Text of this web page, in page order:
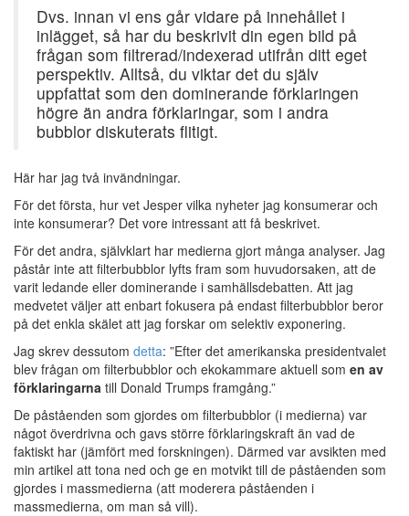
Dvs. innan vi ens går vidare på innehållet i
inlägget, så har du beskrivit din egen bild på
frågan som filtrerad/indexerad utifrån ditt eget
perspektiv. Alltså, du viktar det du själv
uppfattat som den dominerande förklaringen
högre än andra förklaringar, som i andra
bubblor diskuterats flitigt.
Här har jag två invändningar.
För det första, hur vet Jesper vilka nyheter jag konsumerar och
inte konsumerar? Det vore intressant att få beskrivet.
För det andra, självklart har medierna gjort många analyser. Jag
påstår inte att filterbubblor lyfts fram som huvudorsaken, att de
varit ledande eller dominerande i samhällsdebatten. Att jag
medvetet väljer att enbart fokusera på endast filterbubblor beror
på det enkla skälet att jag forskar om selektiv exponering.
Jag skrev dessutom detta: ”Efter det amerikanska presidentvalet
blev frågan om filterbubblor och ekokammare aktuell som en av
förklaringarna till Donald Trumps framgång.”
De påståenden som gjordes om filterbubblor (i medierna) var
något överdrivna och gavs större förklaringskraft än vad de
faktiskt har (jämfört med forskningen). Därmed var avsikten med
min artikel att tona ned och ge en motvikt till de påståenden som
gjordes i massmedierna (att moderera påståenden i
massmedierna, om man så vill).